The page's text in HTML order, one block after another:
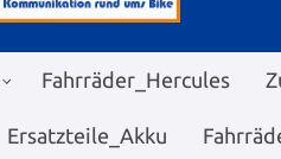
Fahrräder_Hercules
Ersatzteile_Akku